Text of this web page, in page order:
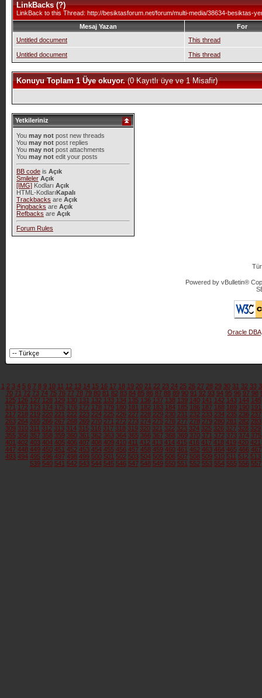
LinkBacks (?)
LinkBack to this Thread: http://besiktasforum.net/forum/multi-media/38634-besiktas-
Mesaj Yazan
For
Untitled document
This thread
Untitled document This thread
Konuyu Toplam 1 Üye okuyor.(0 Kayıtlı üye ve 1 Misafir)
Yetkileriniz
You may notpost new threads
You may notpost replies
You may notpost attachments
You may notedit your posts
BB codeis Açık
Smileler Açık
[IMG]Kodları Açık
HTML-KodlarıKapalı
Trackbacks are Açık
Pingbacks are Açık
Refbacks are Açık
Forum Rules
Powered by vBulletin®
Oracle DBA
1 2 3 4 5 6 7 8 9 10 11 12 13 14 15 16 17 18 19 20 21 22 23 24 25 26 27 28 29 30 31 32 33
70 71 72 73 74 75 76 77 78 79 80 81 82 83 84 85 86 87 88 89 90 91 92 93 94 95 96 97 98
125 126 127 128 129 130 131 132 133 134 135 136 137 138 139 140 141 142 143 144 145
171 172 173 174 175 176 177 178 179 180 181 182 183 184 185 186 187 188 189 190 191
217 218 219 220 221 222 223 224 225 226 227 228 229 230 231 232 233 234 235 236 237
263 264 265 266 267 268 269 270 271 272 273 274 275 276 277 278 279 280 281 282 283
309 310 311 312 313 314 315 316 317 318 319 320 321 322 323 324 325 326 327 328 329
355 356 357 358 359 360 361 362 363 364 365 366 367 368 369 370 371 372 373 374 375
401 402 403 404 405 406 407 408 409 410 411 412 413 414 415 416 417 418 419 420 421
447 448 449 450 451 452 453 454 455 456 457 458 459 460 461 462 463 464 465 466 467
493 494 495 496 497 498 499 500 501 502 503 504 505 506 507 508 509 510 511 512 513
539 540 541 542 543 544 545 546 547 548 549 550 551 552 553 554 555 556 557